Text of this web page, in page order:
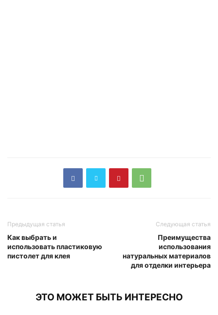
Предыдущая статья
Как выбрать и
использовать пластиковую
пистолет для клея
Следующая статья
Преимущества
использования
натуральных материалов
для отделки интерьера
ЭТО МОЖЕТ БЫТЬ ИНТЕРЕСНО